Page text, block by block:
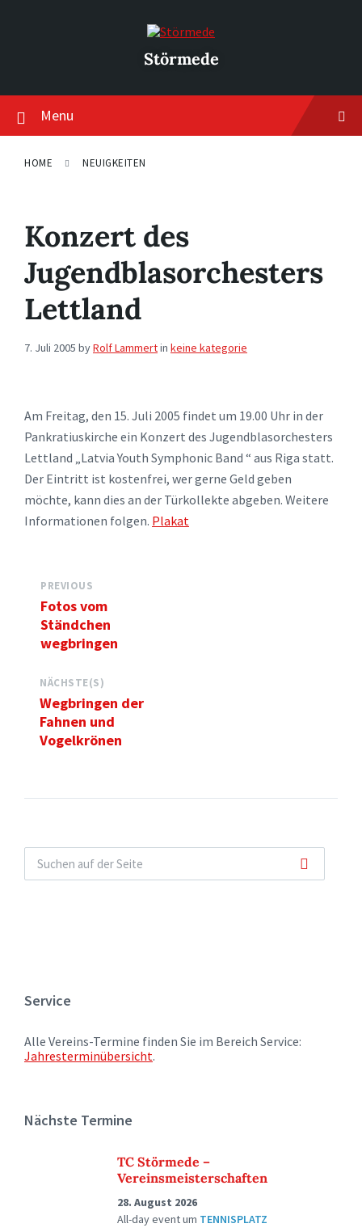
Störmede
Menu
HOME NEUIGKEITEN
Konzert des
Jugendblasorchesters
Lettland
7. Juli 2005 byRolf Lammertin keine kategorie
Am Freitag, den 15. Juli 2005 findet um 19.00 Uhr in der
Pankratiuskirche ein Konzert des Jugendblasorchesters
Lettland „Latvia Youth Symphonic Band “ aus Riga statt.
Der Eintritt ist kostenfrei, wer gerne Geld geben
möchte, kann dies an der Türkollekte abgeben. Weitere
Informationen folgen. Plakat
PREVIOUS
Fotos vom
Ständchen
wegbringen
NÄCHSTE(S)
Wegbringen der
Fahnen und
Vogelkrönen
Service
Alle Vereins-Termine finden Sie im Bereich Service:
Jahresterminübersicht.
Nächste Termine
TC Störmede –
Vereinsmeisterschaften
28. August 2026
All-day eventum TENNISPLATZ